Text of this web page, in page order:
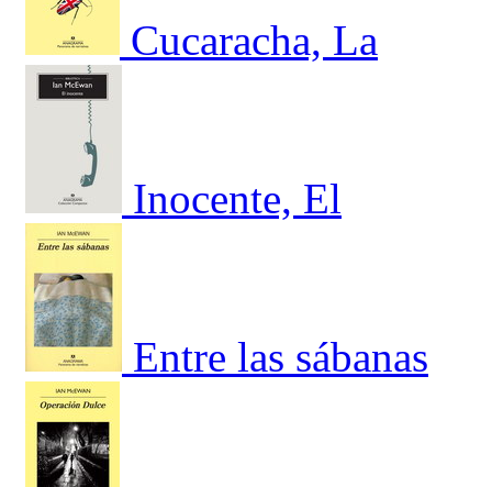
Cucaracha, La
Inocente, El
Entre las sábanas